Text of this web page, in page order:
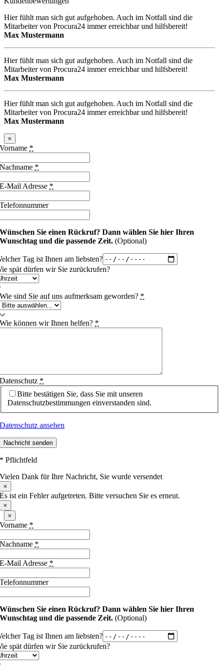
Hier fühlt man sich gut aufgehoben. Auch im Notfall sind die
Mitarbeiter von Procura24 immer erreichbar und hilfsbereit!
Max Mustermann
Hier fühlt man sich gut aufgehoben. Auch im Notfall sind die
Mitarbeiter von Procura24 immer erreichbar und hilfsbereit!
Max Mustermann
Hier fühlt man sich gut aufgehoben. Auch im Notfall sind die
Mitarbeiter von Procura24 immer erreichbar und hilfsbereit!
Max Mustermann
×
Vorname *
Nachname *
E-Mail Adresse *
Telefonnummer
Wünschen Sie einen Rückruf? Dann wählen Sie hier Ihren
Wunschtag und die passende Zeit.(Optional)
Tag ist Ihnen am liebsten?
spät dürfen wir Sie zurückrufen?
Wie sind Sie auf uns aufmerksam geworden? *
Wie können wir Ihnen helfen? *
Datenschutz *
Bitte bestätigen Sie, dass Sie mit unseren
Datenschutzbestimmungen einverstanden sind.
Datenschutz ansehen
Nachricht senden
* Pflichtfeld
Vielen Dank für Ihre Nachricht, Sie wurde versendet
×
Es ist ein Fehler aufgetreten. Bitte versuchen Sie es erneut.
×
×
Vorname *
Nachname *
E-Mail Adresse *
Telefonnummer
Wünschen Sie einen Rückruf? Dann wählen Sie hier Ihren
Wunschtag und die passende Zeit.(Optional)
Tag ist Ihnen am liebsten?
spät dürfen wir Sie zurückrufen?